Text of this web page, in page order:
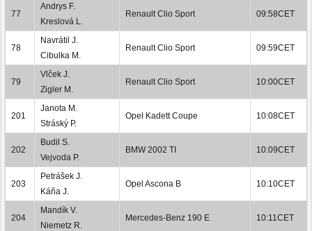
77
Andrys F.
Kreslová L.
Renault Clio Sport 09:58CET
78
Navrátil J.
Cibulka M.
Renault Clio Sport 09:59CET
79
Vlček J.
Zigler M.
Renault Clio Sport 10:00CET
201
Janota M.
Stráský P.
Opel Kadett Coupe 10:08CET
202
Budil S.
Vejvoda P.
BMW 2002 TI 10:09CET
203
Petrášek J.
Káňa J.
Opel Ascona B 10:10CET
204
Mandík V.
Niemetz R.
Mercedes-Benz 190 E 10:11CET